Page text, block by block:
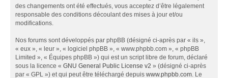
des changements ont été effectués, vous acceptez d’être légalement
responsable des conditions découlant des mises à jour et/ou
modifications.
Nos forums sont développés par phpBB (désigné ci-après par « ils »,
« eux », « leur », « logiciel phpBB », « www.phpbb.com », « phpBB
Limited », « Équipes phpBB ») qui est un script libre de forum, déclaré
sous la licence « GNU General Public License v2 » (désigné ci-après
par « GPL ») et qui peut être téléchargé depuis www.phpbb.com. Le